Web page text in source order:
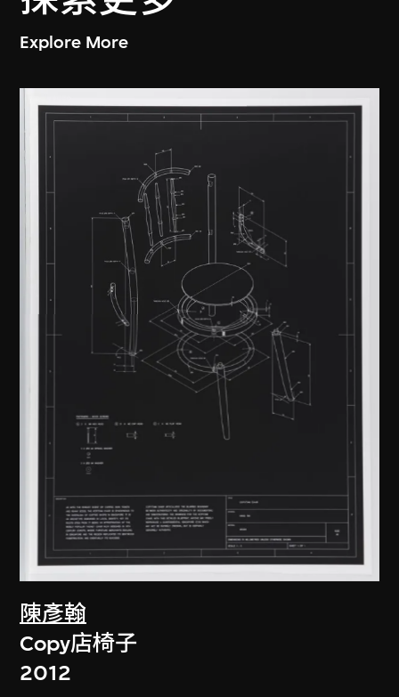
Explore More
陳彥翰
Copy店椅子
2012